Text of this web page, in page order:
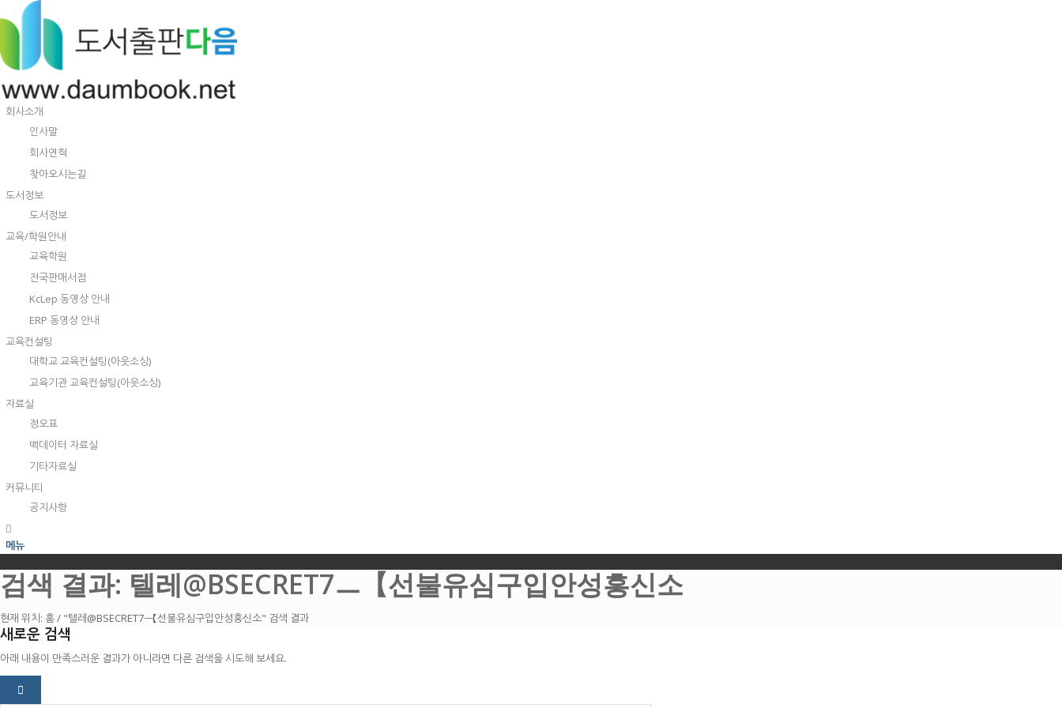
회사소개
인사말
회사연혁
찾아오시는길
도서정보
도서정보
교육/학원안내
교육학원
전국판매서점
KcLep 동영상 안내
ERP 동영상 안내
교육컨설팅
대학교 교육컨설팅(아웃소싱)
교육기관 교육컨설팅(아웃소싱)
자료실
정오표
백데이터 자료실
기타자료실
커뮤니티
공지사항
메뉴
검색 결과: 텔레@BSECRET7ㅡ【선불유심구입안성흥신소
현재 위치: 홈/ "텔레@BSECRET7ㅡ【선불유심구입안성흥신소" 검색 결과
새로운 검색
아래 내용이 만족스러운 결과가 아니라면 다른 검색을 시도해 보세요.